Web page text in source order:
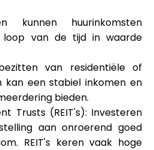
kunnen huurinkomsten
van de tijd in waarde
van residentiële of
kan een stabiel inkomen en
bieden.
Trusts (REIT's): Investeren
aan onroerend goed
REIT's keren vaak hoge